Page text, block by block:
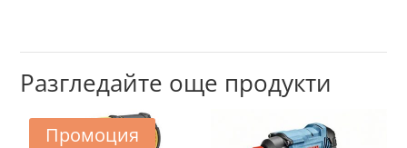
Разгледайте още продукти
Промоция